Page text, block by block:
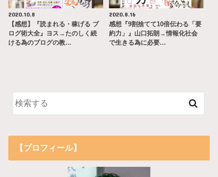
2020.10.8
【感想】『読まれる・稼げる ブ
ログ術大全』ヨス→たのしく続
ける為のブログの教…
2020.8.16
感想『9割捨てて10倍伝わる「要
約力」』山口拓朗→情報化社会
で生きる為に必要…
【プロフィール】